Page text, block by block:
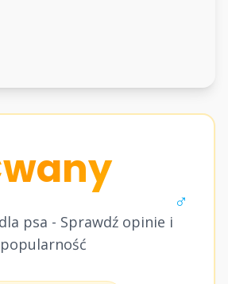
psa - Sprawdź opinie i
popularność
♂